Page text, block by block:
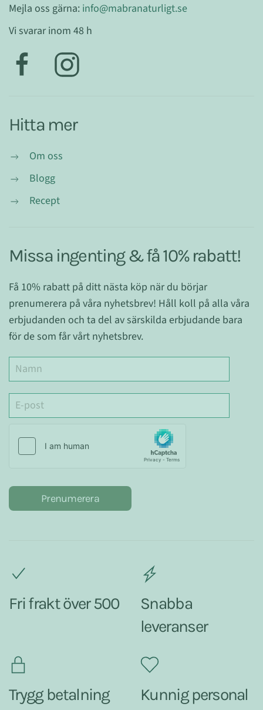
Mejla oss gärna: info@mabranaturligt.se
Vi svarar inom 48 h
Hitta mer
Om oss
Blogg
Recept
Missa ingenting & få 10% rabatt!
Få 10% rabatt på ditt nästa köp när du börjar
prenumerera på våra nyhetsbrev! Håll koll på alla våra
erbjudanden och ta del av särskilda erbjudande bara
för de som får vårt nyhetsbrev.
Prenumerera
Fri frakt över 500
Snabba
leveranser
Trygg betalning Kunnig personal